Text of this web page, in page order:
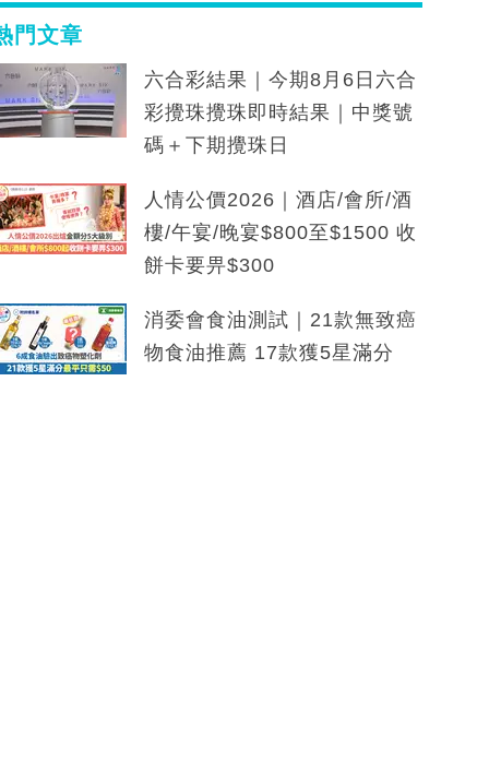
門文章
六合彩結果｜今期8月6日六合
彩攪珠攪珠即時結果｜中獎號
碼＋下期攪珠日
人情公價2026｜酒店/會所/酒
樓/午宴/晚宴$800至$1500 收
餅卡要畀$300
消委會食油測試｜21款無致癌
物食油推薦 17款獲5星滿分